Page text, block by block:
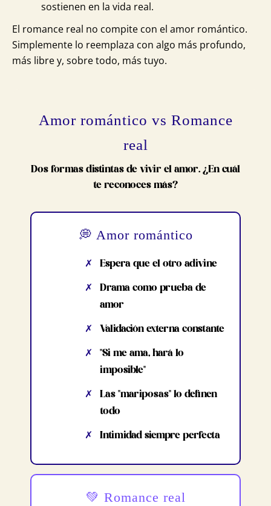
sostienen en la vida real.
El romance real no compite con el amor romántico.
Simplemente lo reemplaza con algo más profundo,
más libre y, sobre todo, más tuyo.
Amor romántico vs Romance
real
Dos formas distintas de vivir el amor. ¿En cuál
te reconoces más?
💭 Amor romántico
✗ Espera que el otro adivine
✗
Drama como prueba de
amor
✗ Validación externa constante
✗
"Si me ama, hará lo
imposible"
✗
Las "mariposas" lo definen
todo
✗ Intimidad siempre perfecta
💚 Romance real